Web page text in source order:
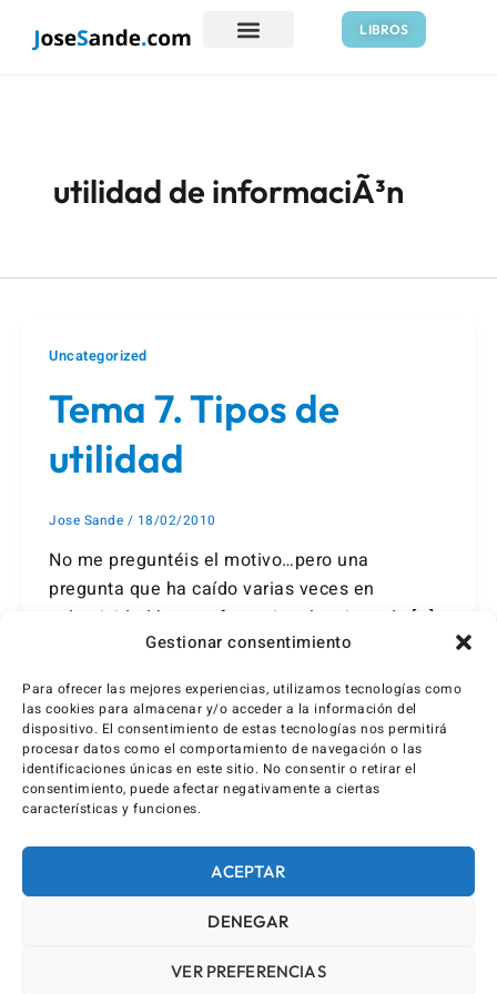
Gestionar consentimiento
Para ofrecer las mejores experiencias, utilizamos tecnologías como
las cookies para almacenar y/o acceder a la información del
dispositivo. El consentimiento de estas tecnologías nos permitirá
procesar datos como el comportamiento de navegación o las
identificaciones únicas en este sitio. No consentir o retirar el
consentimiento, puede afectar negativamente a ciertas
características y funciones.
ACEPTAR
DENEGAR
VER PREFERENCIAS
LIBROS
utilidad de informaciÃ³n
Uncategorized
Tema 7. Tipos de
utilidad
Jose Sande / 18/02/2010
No me preguntéis el motivo…pero una
pregunta que ha caído varias veces en
selectividad hace referencia a los tipos de […]